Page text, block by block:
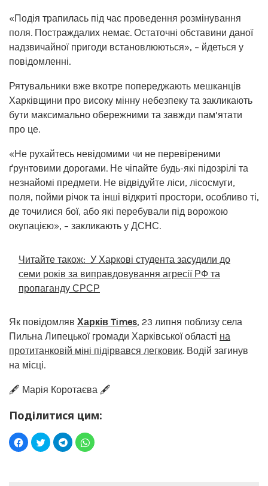
«Подія трапилась під час проведення розмінування
поля. Постраждалих немає. Остаточні обставини даної
надзвичайної пригоди встановлюються», – йдеться у
повідомленні.
Рятувальники вже вкотре попереджають мешканців
Харківщини про високу мінну небезпеку та закликають
бути максимально обережними та завжди пам’ятати
про це.
«Не рухайтесь невідомими чи не перевіреними
ґрунтовими дорогами. Не чіпайте будь-які підозрілі та
незнайомі предмети. Не відвідуйте ліси, лісосмуги,
поля, пойми річок та інші відкриті простори, особливо ті,
де точилися бої, або які перебували під ворожою
окупацією», – закликають у ДСНС.
Читайте також: У Харкові студента засудили до
семи років за виправдовування агресії РФ та
пропаганду СРСР
Як повідомляв Харків Times, 23 липня поблизу села
Пильна Липецької громади Харківської області на
протитанковій міні підірвався легковик. Водій загинув
на місці.
🖋️ Марія Коротаєва 🖋️
Поділитися цим: